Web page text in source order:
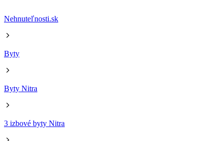
Nehnuteľnosti.sk
Byty
Byty Nitra
3 izbové byty Nitra